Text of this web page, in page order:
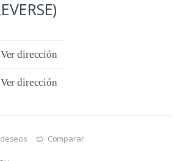
Ver dirección
Ver dirección
Comparar